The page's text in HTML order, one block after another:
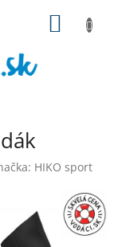
HIKO sport